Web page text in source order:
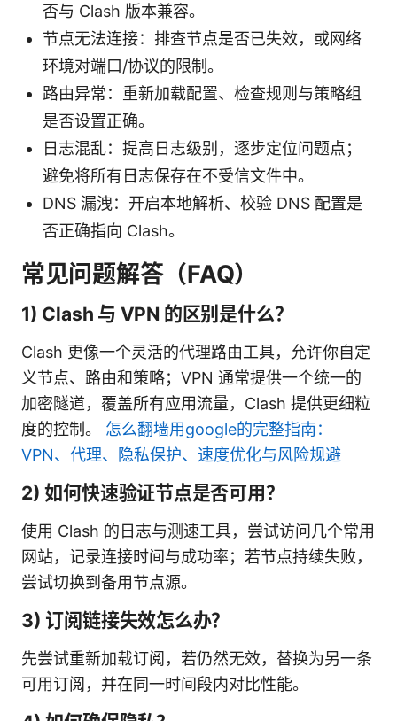
否与 Clash 版本兼容。
节点无法连接：排查节点是否已失效，或网络
环境对端口/协议的限制。
路由异常：重新加载配置、检查规则与策略组
是否设置正确。
日志混乱：提高日志级别，逐步定位问题点；
避免将所有日志保存在不受信文件中。
DNS 漏洩：开启本地解析、校验 DNS 配置是
否正确指向 Clash。
常见问题解答（FAQ）
1) Clash 与 VPN 的区别是什么？
Clash 更像一个灵活的代理路由工具，允许你自定
义节点、路由和策略；VPN 通常提供一个统一的
加密隧道，覆盖所有应用流量，Clash 提供更细粒
度的控制。 怎么翻墙用google的完整指南：
VPN、代理、隐私保护、速度优化与风险规避
2) 如何快速验证节点是否可用？
使用 Clash 的日志与测速工具，尝试访问几个常用
网站，记录连接时间与成功率；若节点持续失败，
尝试切换到备用节点源。
3) 订阅链接失效怎么办？
先尝试重新加载订阅，若仍然无效，替换为另一条
可用订阅，并在同一时间段内对比性能。